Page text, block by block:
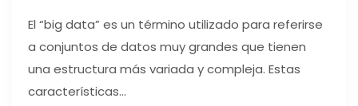
El “big data” es un término utilizado para referirse
a conjuntos de datos muy grandes que tienen
una estructura más variada y compleja. Estas
características...